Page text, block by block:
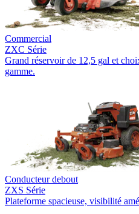
Commercial
ZXC Série
Grand réservoir de 12,5 gal et
gamme.
Conducteur debout
ZXS Série
Plateforme spacieuse, visibilité